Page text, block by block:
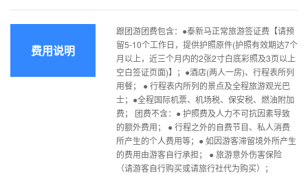
费用说明
跟团游团费包含：●泰新马正常旅游签证费【请预
留5-10个工作日，提供护照原件(护照有效期达7个
月以上，近三个月内的2张2寸白底彩照及3页以上
空白签证页面)】；●酒店(两人一房)、行程表所列
用餐； ● 行程表内所列的景点及全程旅游观光巴
士；●全程国际机票、机场税、保安税、燃油附加
费； 团费不含：● 护照费及人力不可抗因素导致
的额外费用； ● 行程之外的自费节目、私人消费
所产生的个人费用等；● 如因游客滞留境外所产生
的费用由游客自行承担； ● 旅游意外伤害保险
（请游客自行购买或请旅行社代为购买）；